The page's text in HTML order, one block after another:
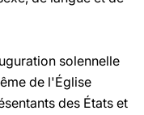
solennelle
de l'Église
des États et